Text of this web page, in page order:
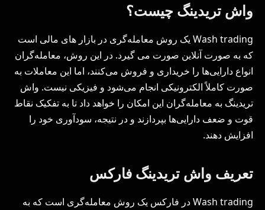
واش تریدینگ چیست؟
Wash trading یک روش معامله‌گری در بازار های مالی است
که به صورت آنلاین صورت می گیرد. در این روش، معامله‌گران
انواع دارایی‌ها را خریداری و فروش می‌کنند، اما این معاملات به
صورت کاملاً الکترونیکی انجام می‌شود و فیزیکی نیست. واش
تریدینگ به معامله‌گران این امکان را خواهد داد تا به تفکیک نقاط
قوت و ضعف دارایی‌ها بپردازند و در نتیجه، سودآوری خود را
افزایش دهند.
تعریف واش تریدینگ فارکس
Wash trading در فارکس یک روش معامله‌گری است که به